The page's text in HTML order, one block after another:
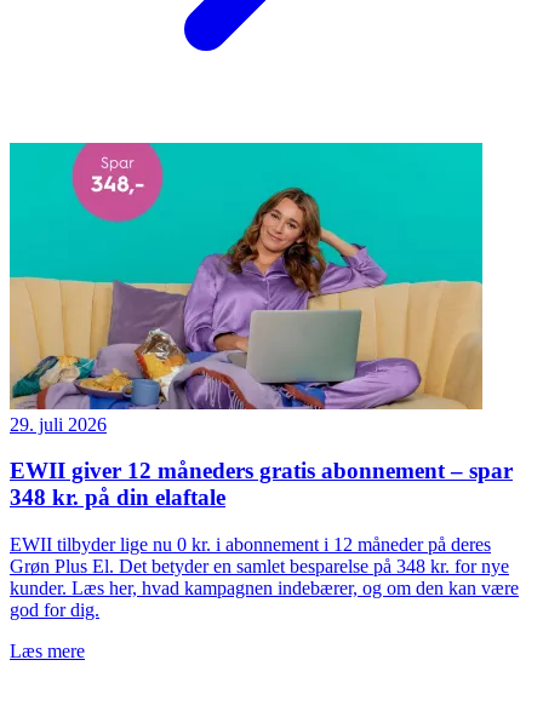
29. juli 2026
EWII giver 12 måneders gratis abonnement – spar
348 kr. på din elaftale
EWII tilbyder lige nu 0 kr. i abonnement i 12 måneder på deres
Grøn Plus El. Det betyder en samlet besparelse på 348 kr. for nye
kunder. Læs her, hvad kampagnen indebærer, og om den kan være
god for dig.
Læs mere